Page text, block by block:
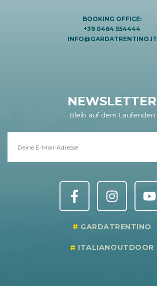
BOOKING OFFICE:
+39 0464 554444
INFO@GARDATRENTINO.IT
NEWSLETTER
Bleib auf dem Laufenden
GARDATRENTINO
ITALIANOUTDOOR